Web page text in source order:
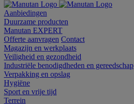
Aanbiedingen
Duurzame producten
Manutan EXPERT
Offerte aanvragen Contact
Magazijn en werkplaats
Veiligheid en gezondheid
Industriële benodigdheden en gereedschap
Verpakking en opslag
Hygiëne
Sport en vrije tijd
Terrein